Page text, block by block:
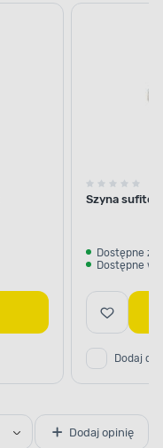
Szyna
Dostępne z
Dostępne w
Dodaj do
Dodaj opinię